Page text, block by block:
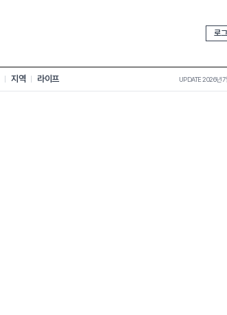
로
지역 라이프 UPDATE 2026년 7